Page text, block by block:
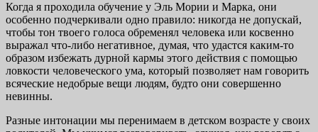
Когда я проходила обучение у Эль Мории и Марка, они
особенно подчеркивали одно правило: никогда не допускай,
чтобы тон твоего голоса обременял человека или косвенно
выражал что-либо негативное, думая, что удастся каким-то
образом избежать дурной кармы этого действия с помощью
ловкости человеческого ума, который позволяет нам говорить
всяческие недобрые вещи людям, будто они совершенно
невинны.
Разные интонации мы перенимаем в детском возрасте у своих